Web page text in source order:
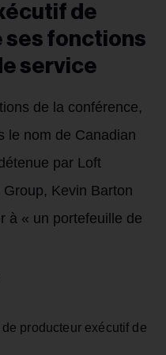
de
ses fonctions
service
de la conférence,
le nom de Canadian
par Loft
Kevin Barton
à « un portefeuille de
producteur exécutif de